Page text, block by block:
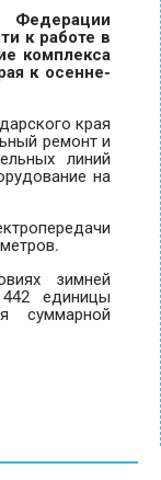
Федерации
к работе в
комплекса
к осенне-
края
ремонт и
линий
на
зимней
единицы
суммарной